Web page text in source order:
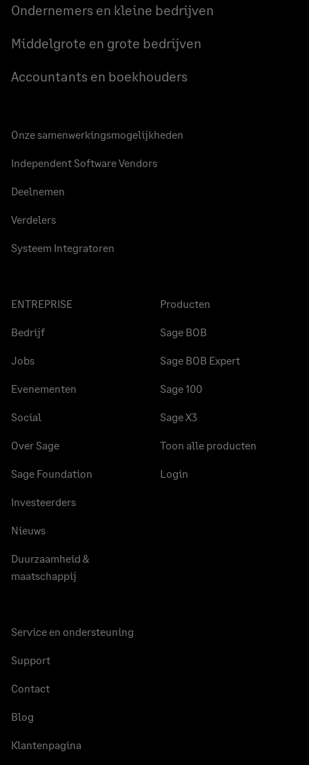
Ondernemers en kleine bedrijven
Middelgrote en grote bedrijven
Accountants en boekhouders
Onze samenwerkingsmogelijkheden
Independent Software Vendors
Deelnemen
Verdelers
Systeem Integratoren
ENTREPRISE
Bedrijf
Jobs
Evenementen
Social
Over Sage
Sage Foundation
Investeerders
Nieuws
Duurzaamheid &
maatschappij
Producten
Sage BOB
Sage BOB Expert
Sage 100
Sage X3
Toon alle producten
Login
Service en ondersteuning
Support
Contact
Blog
Klantenpagina